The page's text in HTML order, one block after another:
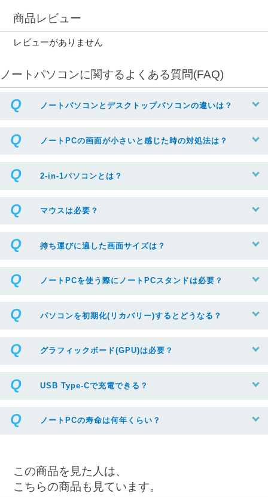
商品レビュー
レビューがありません
ノートパソコンに関するよくある質問(FAQ)
ノートパソコンとデスクトップパソコンの違いは？
ノートPCの画面が小さいと感じた時の対処法は？
2-in-1パソコンとは？
マウスは必要？
持ち運びに適した画面サイズは？
ノートPCを使う際にノートPCスタンドは必要？
パソコンを初期化(リカバリー)するとどうなる？
グラフィックボード(GPU)は必要？
USB Type-Cで充電できる？
ノートPCの寿命は何年くらい？
この商品を見た人は、
こちらの商品も見ています。